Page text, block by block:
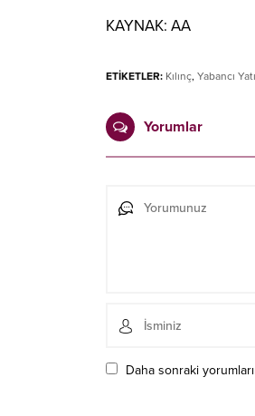
KAYNAK: AA
ETİKETLER: Kılınç, Yabancı
Yorumlar
Daha sonraki